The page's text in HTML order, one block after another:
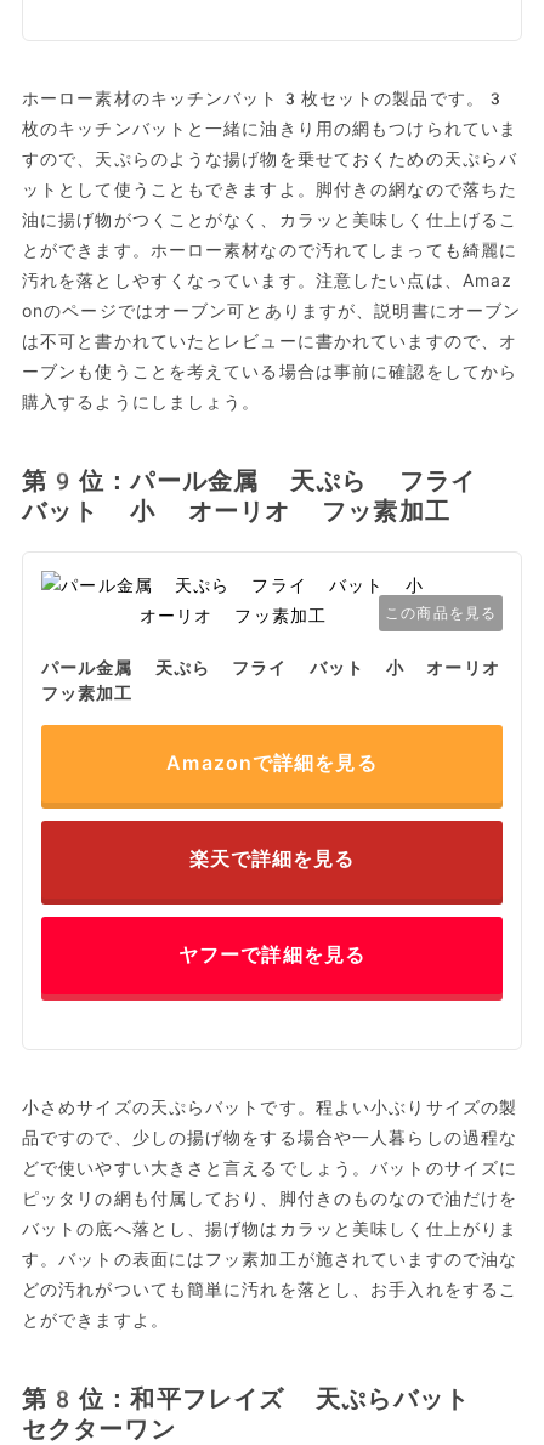
ホーロー素材のキッチンバット3枚セットの製品です。3
枚のキッチンバットと一緒に油きり用の網もつけられていま
すので、天ぷらのような揚げ物を乗せておくための天ぷらバ
ットとして使うこともできますよ。脚付きの網なので落ちた
油に揚げ物がつくことがなく、カラッと美味しく仕上げるこ
とができます。ホーロー素材なので汚れてしまっても綺麗に
汚れを落としやすくなっています。注意したい点は、Amaz
onのページではオーブン可とありますが、説明書にオーブン
は不可と書かれていたとレビューに書かれていますので、オ
ーブンも使うことを考えている場合は事前に確認をしてから
購入するようにしましょう。
第9位：パール金属 天ぷら フライ
バット 小 オーリオ フッ素加工
この商品を見る
パール金属 天ぷら フライ バット 小 オーリオ
フッ素加工
Amazonで詳細を見る
楽天で詳細を見る
ヤフーで詳細を見る
小さめサイズの天ぷらバットです。程よい小ぶりサイズの製
品ですので、少しの揚げ物をする場合や一人暮らしの過程な
どで使いやすい大きさと言えるでしょう。バットのサイズに
ピッタリの網も付属しており、脚付きのものなので油だけを
バットの底へ落とし、揚げ物はカラッと美味しく仕上がりま
す。バットの表面にはフッ素加工が施されていますので油な
どの汚れがついても簡単に汚れを落とし、お手入れをするこ
とができますよ。
第8位：和平フレイズ 天ぷらバット
セクターワン